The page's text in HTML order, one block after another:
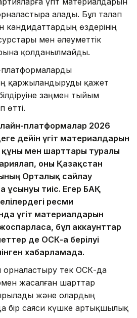
алады. Бұл талап
кандидаттардың өздерінің
мен әлеуметтік
қолданылмайды.
қаржыландыруды қажет
заңмен тыйым
өтті.
платформалар 2026
дейін үгіт материалдарын
құны мен шарттары туралы
оны Қазақстан
Орталық сайлау
ұсынуы тиіс. Егер БАҚ
ресми
үгіт материалдарын
бұл аккаунттар
де ОСК-ға берілуі
хабарламада.
орналастыру тек ОСК-да
жасалған шарттар
және олардың
бір саяси күшке артықшылық